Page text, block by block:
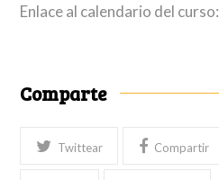
Enlace al calendario del curso:
Comparte
Twittear Compartir